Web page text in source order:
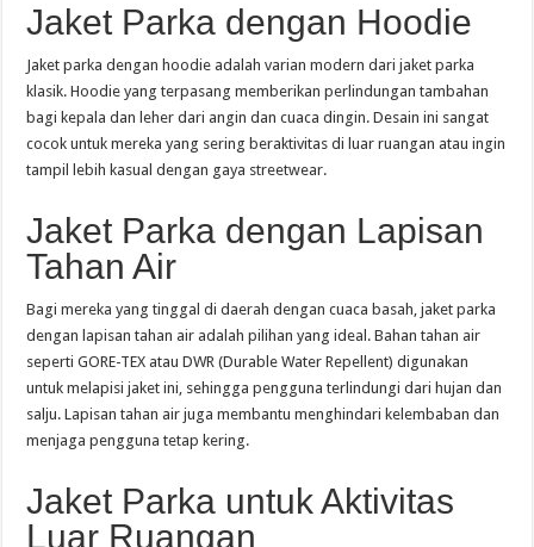
Jaket Parka dengan Hoodie
Jaket parka dengan hoodie adalah varian modern dari jaket parka
klasik. Hoodie yang terpasang memberikan perlindungan tambahan
bagi kepala dan leher dari angin dan cuaca dingin. Desain ini sangat
cocok untuk mereka yang sering beraktivitas di luar ruangan atau ingin
tampil lebih kasual dengan gaya streetwear.
Jaket Parka dengan Lapisan
Tahan Air
Bagi mereka yang tinggal di daerah dengan cuaca basah, jaket parka
dengan lapisan tahan air adalah pilihan yang ideal. Bahan tahan air
seperti GORE-TEX atau DWR (Durable Water Repellent) digunakan
untuk melapisi jaket ini, sehingga pengguna terlindungi dari hujan dan
salju. Lapisan tahan air juga membantu menghindari kelembaban dan
menjaga pengguna tetap kering.
Jaket Parka untuk Aktivitas
Luar Ruangan